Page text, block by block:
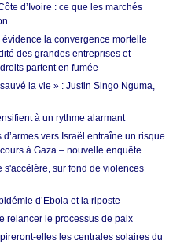
d’Ivoire : ce que les marchés
la convergence mortelle
des grandes entreprises et
partent en fumée
la vie » : Justin Singo Nguma,
à un rythme alarmant
vers Israël entraîne un risque
à Gaza – nouvelle enquête
sur fond de violences
d’Ebola et la riposte
relancer le processus de paix
elles les centrales solaires du